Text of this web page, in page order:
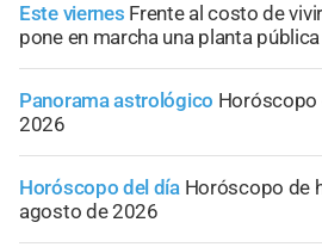
Este viernes Frente al costo de
pone en marcha una planta
Panorama astrológico Horóscopo
2026
Horóscopo del día Horóscopo de
agosto de 2026